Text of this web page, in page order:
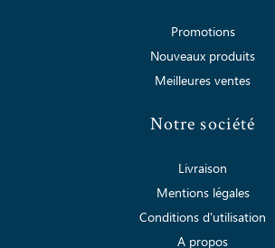
Promotions
Nouveaux produits
Meilleures ventes
Notre société
Livraison
Mentions légales
Conditions d'utilisation
A propos